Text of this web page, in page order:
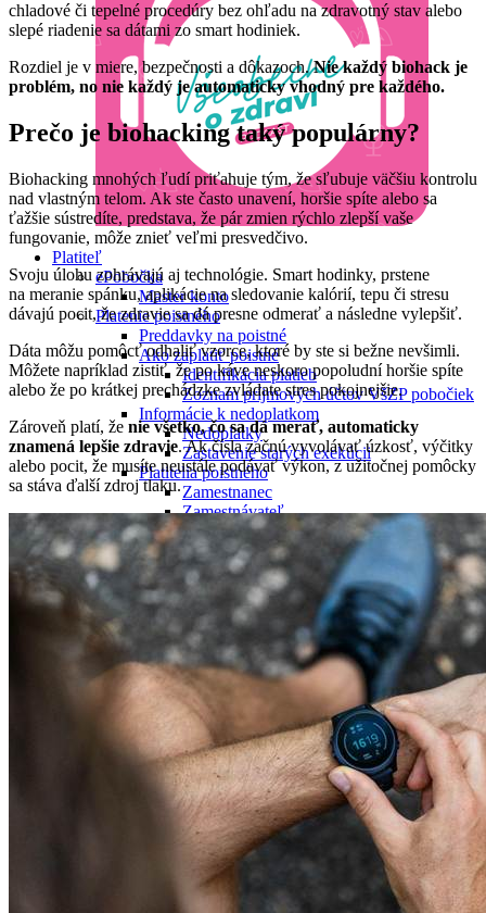
Platiteľ
ePobočka
Master konto
Platenie poistného
Preddavky na poistné
Ako zaplatiť poistné
Identifikácia platieb
Zoznam príjmových účtov VšZP pobočiek
Informácie k nedoplatkom
Nedoplatky
Zastavenie starých exekúcii
Platitelia poistného
Zamestnanec
Zamestnávateľ
Samostatne zárobkovo činná osoba
Dobrovoľne nezamestnaná osoba
(samoplatiteľ)
Poistenec štátu
Platiteľ dividend
Splátkový kalendár
Oznámenia a zmeny
Zmeny od 01. 01. 2026
Zmeny od 01. 01. 2025
Zmeny od 01. 01. 2024
Zmeny od 01. 01. 2023
Odpočítateľná položka
Kalkulačky
Kalkulačka na výpočet preddavku na
poistné v roku 2026 pre samostatne
zárobkovo činné osoby
Kalkulačka na výpočet preddavku na
poistné v roku 2025 pre samostatne
zárobkovo činné osoby
Kalkulačka na výpočet výšky OP
chladové či tepelné procedúry bez ohľadu na zdravotný stav alebo
slepé riadenie sa dátami zo smart hodiniek.
Rozdiel je v miere, bezpečnosti a dôkazoch.Nie každý biohack je
problém, no nie každý je automaticky vhodný pre každého.
Prečo je biohacking taký populárny?
Biohacking mnohých ľudí priťahuje tým, že sľubuje väčšiu kontrolu
nad vlastným telom. Ak ste často unavení, horšie spíte alebo sa
ťažšie sústredíte, predstava, že pár zmien rýchlo zlepší vaše
fungovanie, môže znieť veľmi presvedčivo.
Svoju úlohu zohrávajú aj technológie. Smart hodinky, prstene
na meranie spánku, aplikácie na sledovanie kalórií, tepu či stresu
dávajú pocit, že zdravie sa dá presne odmerať a následne vylepšiť.
Dáta môžu pomôcť odhaliť vzorce, ktoré by ste si bežne nevšimli.
Môžete napríklad zistiť, že po káve neskoro popoludní horšie spíte
alebo že po krátkej prechádzke zvládate stres pokojnejšie.
Zároveň platí, že nie všetko, čo sa dá merať, automaticky
znamená lepšie zdravie. Ak čísla začnú vyvolávať úzkosť, výčitky
alebo pocit, že musíte neustále podávať výkon, z užitočnej pomôcky
sa stáva ďalší zdroj tlaku.